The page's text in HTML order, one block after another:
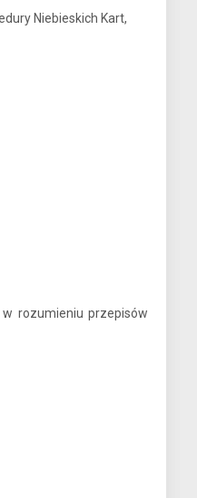
Niebieskich Kart,
rozumieniu przepisów